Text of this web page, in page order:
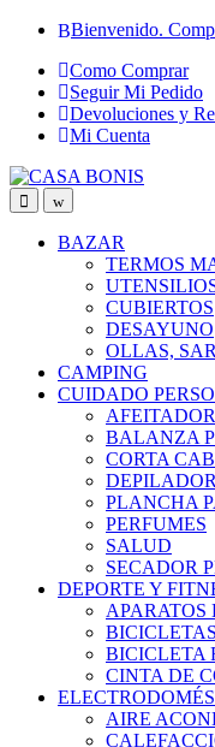
Skip
navigation
Skip
content
Bienvenido.
Como Comprar
Seguir Mi Pedido
Devoluciones y
Mi Cuenta
BAZAR
TERMOS
CUBIERTOS
DESAYUNO
OLLAS,
CAMPING
CUIDADO
BALANZA
CORTA
PLANCHA
PERFUMES
SALUD
SECADOR
DEPORTE Y
APARATOS
BICICLETAS
BICICLETA
CINTA DE
AIRE